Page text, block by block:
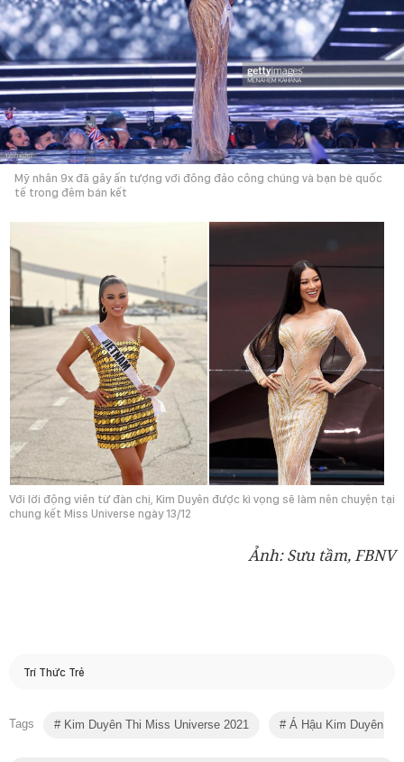
Mỹ nhân 9x đã gây ấn tượng với đông đảo công chúng và bạn bè quốc
tế trong đêm bán kết
Với lời động viên từ đàn chị, Kim Duyên được kì vọng sẽ làm nên chuyện tại
chung kết Miss Universe ngày 13/12
Ảnh: Sưu tầm, FBNV
Trí Thức Trẻ
Tags Kim Duyên Thi Miss Universe 2021 Á Hậu Kim Duyên